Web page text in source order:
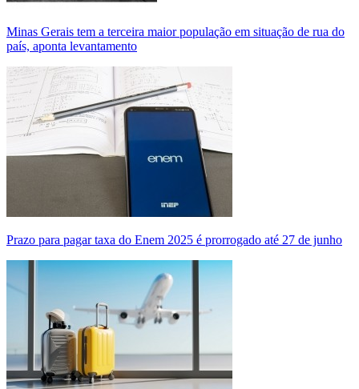
Minas Gerais tem a terceira maior população em situação de rua do
país, aponta levantamento
Prazo para pagar taxa do Enem 2025 é prorrogado até 27 de junho